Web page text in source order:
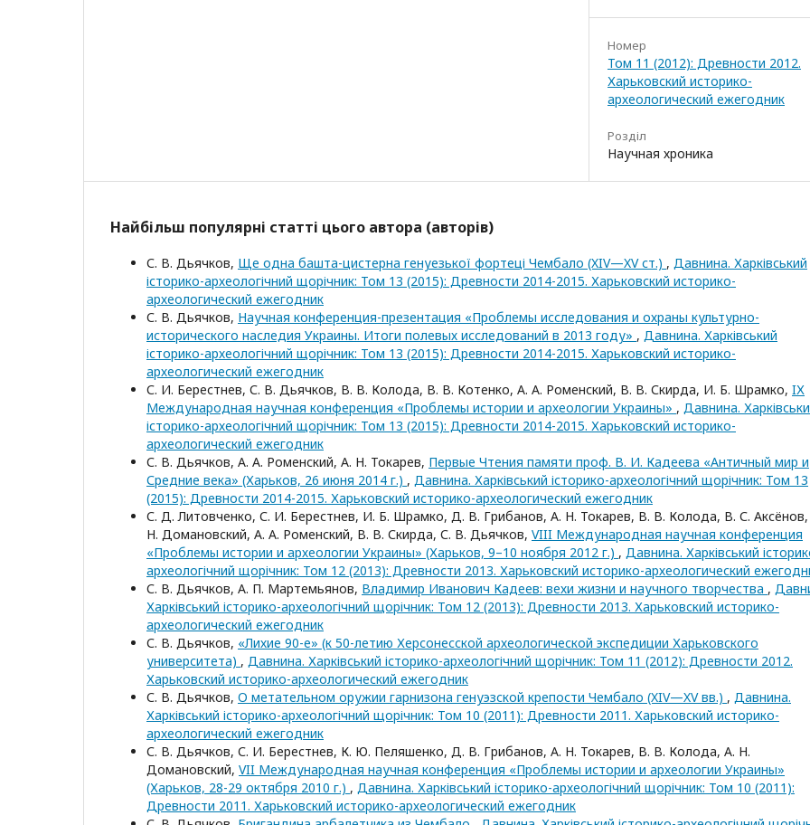
Номер
Том 11 (2012): Древности 2012.
Харьковский историко-
археологический ежегодник
Розділ
Научная хроника
Найбільш популярні статті цього автора (авторів)
С. В. Дьячков, Ще одна башта-цистерна генуезької фортеці Чембало (XIV—XV ст.) , Давнина. Харківський
історико-археологічний щорічник: Том 13 (2015): Древности 2014-2015. Харьковский историко-
археологический ежегодник
С. В. Дьячков, Научная конференция-презентация «Проблемы исследования и охраны культурно-
исторического наследия Украины. Итоги полевых исследований в 2013 году» , Давнина. Харківський
історико-археологічний щорічник: Том 13 (2015): Древности 2014-2015. Харьковский историко-
археологический ежегодник
С. И. Берестнев, С. В. Дьячков, В. В. Колода, В. В. Котенко, А. А. Роменский, В. В. Скирда, И. Б. Шрамко, IХ
Международная научная конференция «Проблемы истории и археологии Украины» , Давнина.
історико-археологічний щорічник: Том 13 (2015): Древности 2014-2015. Харьковский историко-
археологический ежегодник
С. В. Дьячков, А. А. Роменский, А. Н. Токарев, Первые Чтения памяти проф. В. И. Кадеева «Античный мир и
Средние века» (Харьков, 26 июня 2014 г.) , Давнина. Харківський історико-археологічний щорічник: Том 13
(2015): Древности 2014-2015. Харьковский историко-археологический ежегодник
С. Д. Литовченко, С. И. Берестнев, И. Б. Шрамко, Д. В. Грибанов, А. Н. Токарев, В. В. Колода, В. С.
Н. Домановский, А. А. Роменский, В. В. Скирда, С. В. Дьячков, VIII Международная научная конференция
«Проблемы истории и археологии Украины» (Харьков, 9–10 ноября 2012 г.) , Давнина. Харківський
археологічний щорічник: Том 12 (2013): Древности 2013. Харьковский историко-археологический
С. В. Дьячков, А. П. Мартемьянов, Владимир Иванович Кадеев: вехи жизни и научного творчества ,
Харківський історико-археологічний щорічник: Том 12 (2013): Древности 2013. Харьковский историко-
археологический ежегодник
С. В. Дьячков, «Лихие 90-е» (к 50-летию Херсонесской археологической экспедиции Харьковского
университета) , Давнина. Харківський історико-археологічний щорічник: Том 11 (2012): Древности 2012.
Харьковский историко-археологический ежегодник
С. В. Дьячков, О метательном оружии гарнизона генуэзской крепости Чембало (XIV—XV вв.) , Давнина.
Харківський історико-археологічний щорічник: Том 10 (2011): Древности 2011. Харьковский историко-
археологический ежегодник
С. В. Дьячков, С. И. Берестнев, К. Ю. Пеляшенко, Д. В. Грибанов, А. Н. Токарев, В. В. Колода, А. Н.
Домановский, VII Международная научная конференция «Проблемы истории и археологии Украины»
(Харьков, 28-29 октября 2010 г.) , Давнина. Харківський історико-археологічний щорічник: Том 10 (2011):
Древности 2011. Харьковский историко-археологический ежегодник